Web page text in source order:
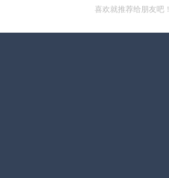
喜欢就推荐给朋友吧！